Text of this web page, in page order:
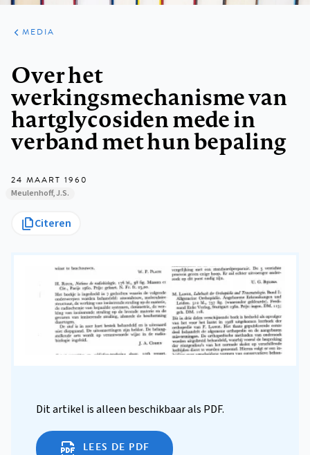
ARTIKELEN
VARIA
MEDIA
Over het
werkingsmechanisme van
hartglycosiden mede in
verband met hun bepaling
24 MAART 1960
Meulenhoff, J.S.
Citeren
Dit artikel is alleen beschikbaar als PDF.
LEES DE PDF